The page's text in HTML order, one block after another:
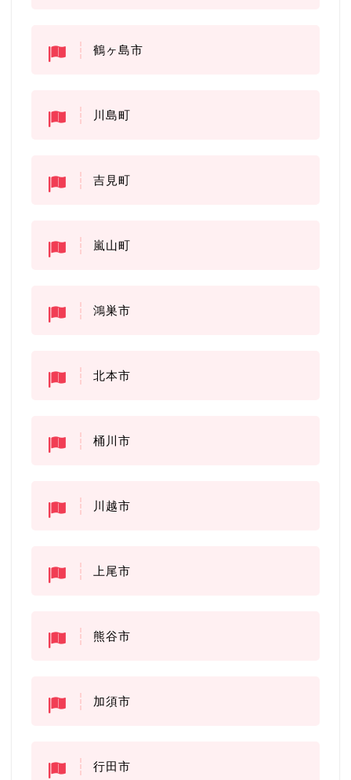
鶴ヶ島市
川島町
吉見町
嵐山町
鴻巣市
北本市
桶川市
川越市
上尾市
熊谷市
加須市
行田市